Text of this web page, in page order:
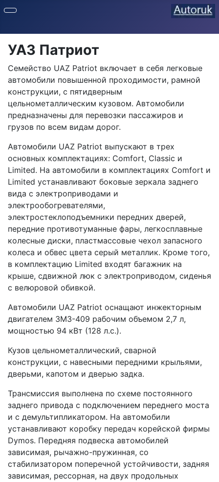
УАЗ Патриот
Семейство UAZ Patriot включает в себя легковые
автомобили повышенной проходимости, рамной
конструкции, с пятидверным
цельнометаллическим кузовом. Автомобили
предназначены для перевозки пассажиров и
грузов по всем видам дорог.
Автомобили UAZ Patriot выпускают в трех
основных комплектациях: Comfort, Classic и
Limited. На автомобили в комплектациях Comfort и
Limited устанавливают боковые зеркала заднего
вида с электроприводами и
электрообогревателями,
электростеклоподъемники передних дверей,
передние противотуманные фары, легкосплавные
колесные диски, пластмассовые чехол запасного
колеса и обвес цвета серый металлик. Кроме того,
в комплектацию Limited входят багажник на
крыше, сдвижной люк с электроприводом, сиденья
с велюровой обивкой.
Автомобили UAZ Patriot оснащают инжекторным
двигателем ЗМЗ-409 рабочим объемом 2,7 л,
мощностью 94 кВт (128 л.с.).
Кузов цельнометаллический, сварной
конструкции, с навесными передними крыльями,
дверьми, капотом и дверью задка.
Трансмиссия выполнена по схеме постоянного
заднего привода с подключением переднего моста
и с демультипликатором. На автомобили
устанавливают коробку передач корейской фирмы
Dymos. Передняя подвеска автомобилей
зависимая, рычажно-пружинная, со
стабилизатором поперечной устойчивости, задняя
зависимая, рессорная, на двух продольных